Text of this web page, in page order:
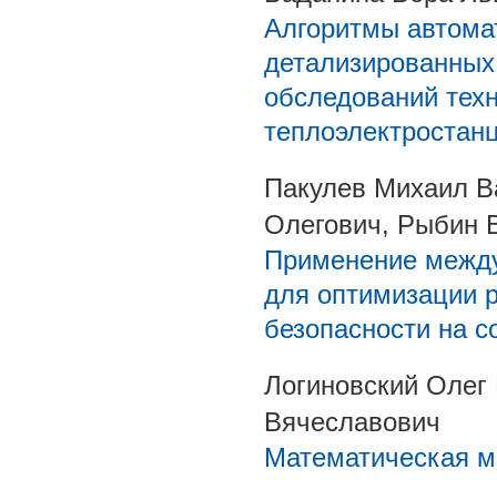
Алгоритмы
обследований
Пакулев Михаил
Олегович, Рыбин
Применение
для оптимизации
безопасности на
Логиновский
Вячеславович
Математическая